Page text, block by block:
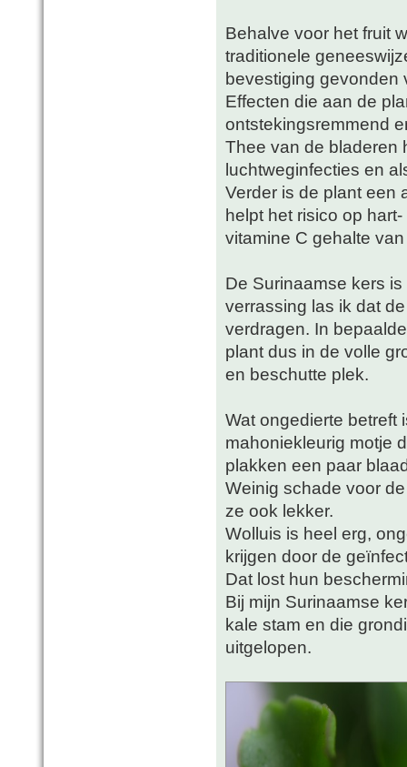
Behalve voor het fruit
traditionele
bevestiging gevonden
Effecten die aan de
ontstekingsremmend
Thee van de bladeren
luchtweginfecties en
Verder is de plant een
helpt het risico op
vitamine C gehalte
De Surinaamse kers
verrassing las ik dat
verdragen. In
plant dus in de volle
en beschutte plek.
Wat ongedierte betreft
mahoniekleurig motje
plakken een paar
Weinig schade voor
ze ook lekker.
Wolluis is heel erg,
krijgen door de
Dat lost hun
Bij mijn Surinaamse
kale stam en die
uitgelopen.